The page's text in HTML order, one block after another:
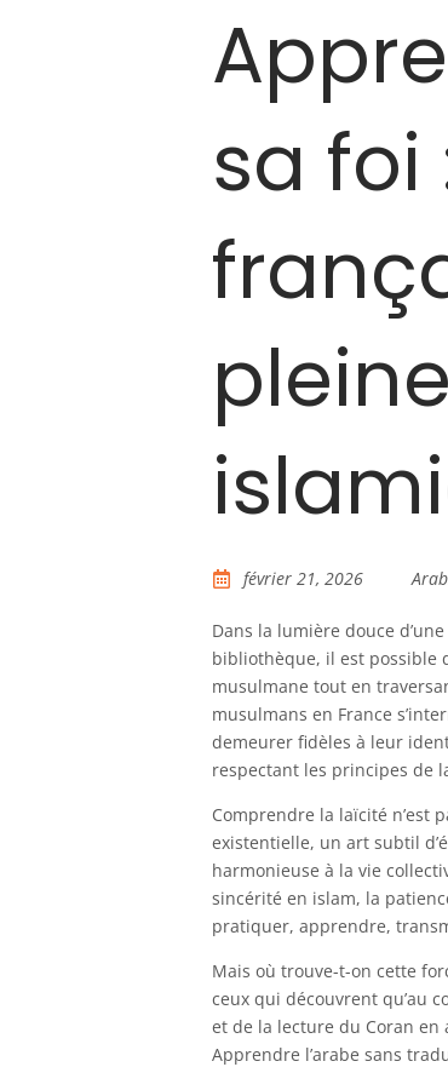
sa
février 21, 2026
Dans la lumière douce
bibliothèque, il est possible
musulmane tout en
musulmans en France
demeurer fidèles à leur
respectant les principes de
Comprendre la laïcité n’est
existentielle, un art subtil
harmonieuse à la vie
sincérité en islam, la
pratiquer, apprendre,
Mais où trouve-t-on cette
ceux qui découvrent qu’au
et de la lecture du Coran
Apprendre l’arabe sans